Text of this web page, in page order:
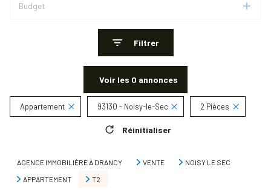
Budget
Filtrer
Voir les 0 annonces
Appartement 93130 - Noisy-le-Sec 2 Pièces
Réinitialiser
AGENCE IMMOBILIÈRE À DRANCY VENTE
NOISY LE SEC
APPARTEMENT
T2